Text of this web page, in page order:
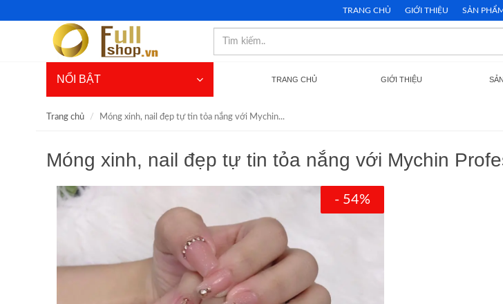
TRANG CHỦ GIỚI THIỆU SẢN
NỔI BẬT TRANG CHỦ GIỚI THIỆU
Trang chủ Móng xinh, nail đẹp tự tin tỏa nắng với Mychin...
Móng xinh, nail đẹp tự tin tỏa nắng với Mychin
- 54%